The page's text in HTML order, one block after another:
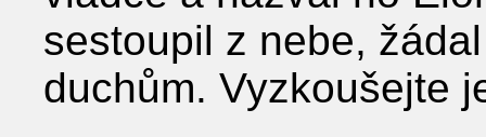
sestoupil z nebe,
duchům. Vyzkoušejte